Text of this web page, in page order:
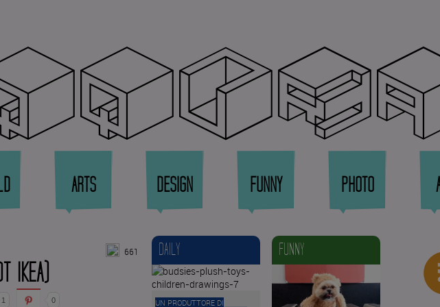
ARTS DESIGN FUNNY PHOTO
661
IKEA)
1 0
DAILY
UN PRODUTTORE DI
FUNNY